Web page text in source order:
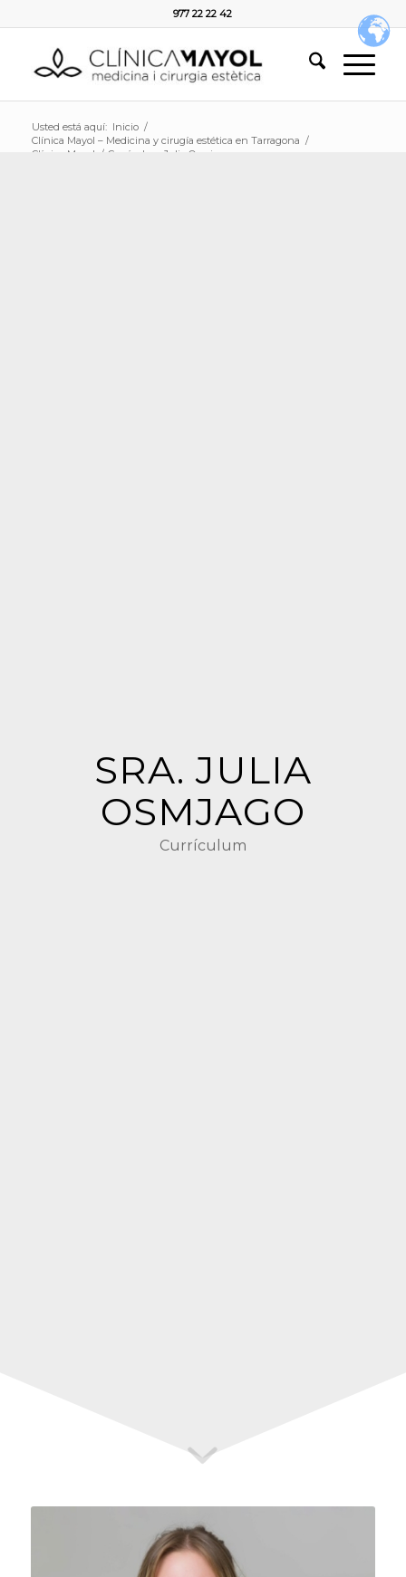
977 22 22 42
Usted está aquí: Inicio /
Clínica Mayol – Medicina y cirugía estética en Tarragona /
Clínica Mayol
/ Currículum Julia Osmjago
SRA. JULIA
OSMJAGO
Currículum